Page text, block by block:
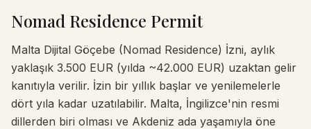
Nomad Residence Permit
Malta Dijital Göçebe (Nomad Residence) İzni, aylık
yaklaşık 3.500 EUR (yılda ~42.000 EUR) uzaktan gelir
kanıtıyla verilir. İzin bir yıllık başlar ve yenilemelerle
dört yıla kadar uzatılabilir. Malta, İngilizce'nin resmi
dillerden biri olması ve Akdeniz ada yaşamıyla öne